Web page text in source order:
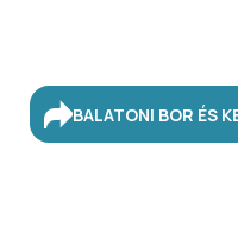
BALATONI BOR ÉS